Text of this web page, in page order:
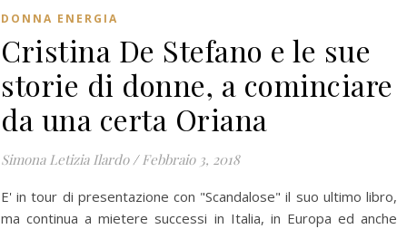
DONNA ENERGIA
Cristina De Stefano e le sue
storie di donne, a cominciare
da una certa Oriana
Simona Letizia Ilardo / Febbraio 3, 2018
E' in tour di presentazione con "Scandalose" il suo ultimo libro,
ma continua a mietere successi in Italia, in Europa ed anche